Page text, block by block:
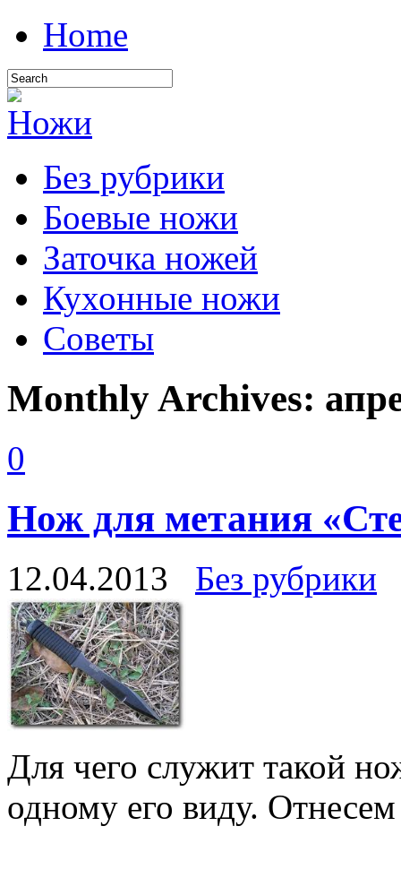
Home
Без рубрики
Боевые ножи
Заточка ножей
Кухонные ножи
Советы
Monthly Archives:
0
Нож для метания
12.04.2013 Без рубрики
Для чего служит такой
одному его виду.